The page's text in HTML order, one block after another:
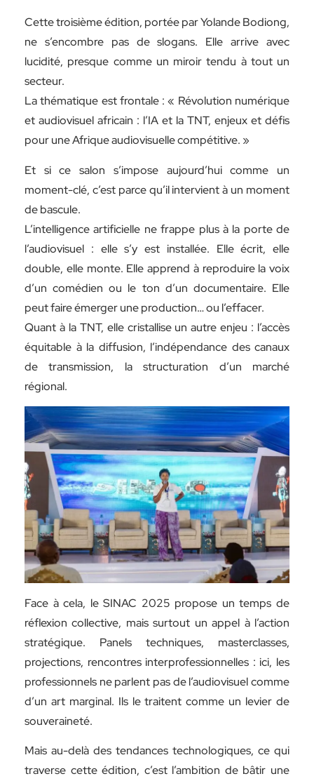
Cette troisième édition, portée par Yolande Bodiong,
ne s’encombre pas de slogans. Elle arrive avec
lucidité, presque comme un miroir tendu à tout un
secteur.
La thématique est frontale : « Révolution numérique
et audiovisuel africain : l’IA et la TNT, enjeux et défis
pour une Afrique audiovisuelle compétitive. »
Et si ce salon s’impose aujourd’hui comme un
moment-clé, c’est parce qu’il intervient à un moment
de bascule.
L’intelligence artificielle ne frappe plus à la porte de
l’audiovisuel : elle s’y est installée. Elle écrit, elle
double, elle monte. Elle apprend à reproduire la voix
d’un comédien ou le ton d’un documentaire. Elle
peut faire émerger une production… ou l’effacer.
Quant à la TNT, elle cristallise un autre enjeu : l’accès
équitable à la diffusion, l’indépendance des canaux
de transmission, la structuration d’un marché
régional.
Face à cela, le SINAC 2025 propose un temps de
réflexion collective, mais surtout un appel à l’action
stratégique. Panels techniques, masterclasses,
projections, rencontres interprofessionnelles : ici, les
professionnels ne parlent pas de l’audiovisuel comme
d’un art marginal. Ils le traitent comme un levier de
souveraineté.
Mais au-delà des tendances technologiques, ce qui
traverse cette édition, c’est l’ambition de bâtir une